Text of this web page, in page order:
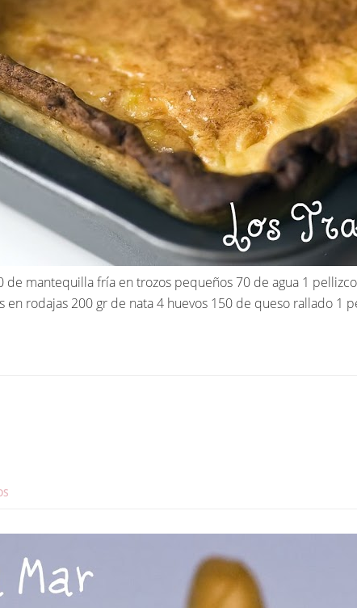
mantequilla fría en trozos pequeños 70 de agua 1
rodajas 200 gr de nata 4 huevos 150 de queso rallado 1